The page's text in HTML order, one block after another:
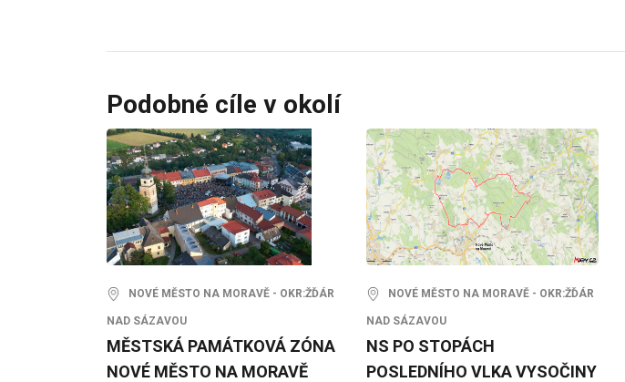
Podobné cíle v okolí
NOVÉ MĚSTO NA MORAVĚ - OKR:ŽĎÁR
NAD SÁZAVOU
MĚSTSKÁ PAMÁTKOVÁ ZÓNA
NOVÉ MĚSTO NA MORAVĚ
NOVÉ MĚSTO NA MORAVĚ - OKR:ŽĎÁR
NAD SÁZAVOU
NS PO STOPÁCH
POSLEDNÍHO VLKA VYSOČINY